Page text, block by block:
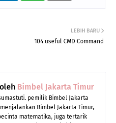
LEBIH BARU
104 useful CMD Command
Bimbel Jakarta Timur
pemilik Bimbel Jakarta
Bimbel Jakarta Timur,
matematika, juga tertarik